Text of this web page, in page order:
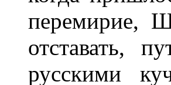
перемирие,
отставать,
русскими